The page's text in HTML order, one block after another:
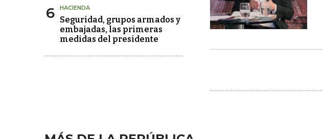
6 HACIENDA
Seguridad, grupos armados y
embajadas, las primeras
medidas del presidente